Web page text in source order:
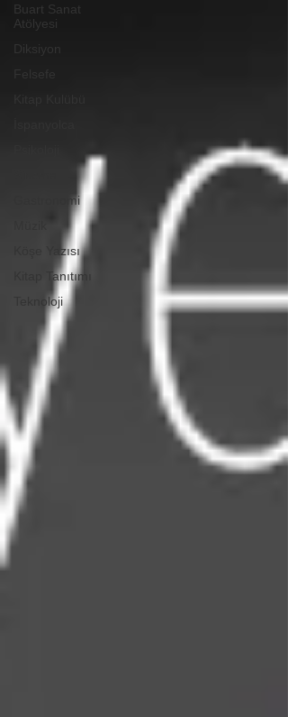
Buart Sanat
Atölyesi
Diksiyon
Gastronomi
Köşe Yazısı
Kitap Tanıtımı
Teknoloji